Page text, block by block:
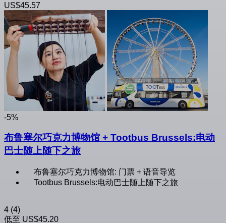
US$45.57
-5%
布鲁塞尔巧克力博物馆 + Tootbus Brussels:电动
巴士随上随下之旅
布鲁塞尔巧克力博物馆: 门票 + 语音导览
Tootbus Brussels:电动巴士随上随下之旅
4 (4)
低至 US$45.20